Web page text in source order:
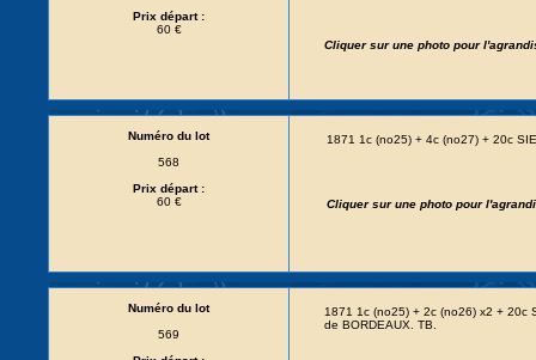
Prix départ :
60 €
Cliquer sur une photo pour
Numéro du lot
568
Prix départ :
60 €
1871 1c (no25) + 4c (no27) + 20c
Cliquer sur une photo pour
Numéro du lot
569
1871 1c (no25) + 2c (no26) x2 + 20c
de BORDEAUX. TB.